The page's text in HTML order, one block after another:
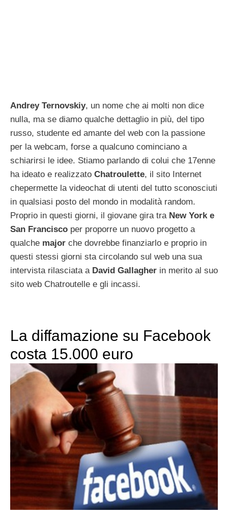
Andrey Ternovskiy, un nome che ai molti non dice
nulla, ma se diamo qualche dettaglio in più, del tipo
russo, studente ed amante del web con la passione
per la webcam, forse a qualcuno cominciano a
schiarirsi le idee. Stiamo parlando di colui che 17enne
ha ideato e realizzato Chatroulette, il sito Internet
chepermette la videochat di utenti del tutto sconosciuti
in qualsiasi posto del mondo in modalità random.
Proprio in questi giorni, il giovane gira traNew York e
San Francisco per proporre un nuovo progetto a
qualche major che dovrebbe finanziarlo e proprio in
questi stessi giorni sta circolando sul web una sua
intervista rilasciata a David Gallagher in merito al suo
sito web Chatroutelle e gli incassi.
La diffamazione su Facebook
costa 15.000 euro